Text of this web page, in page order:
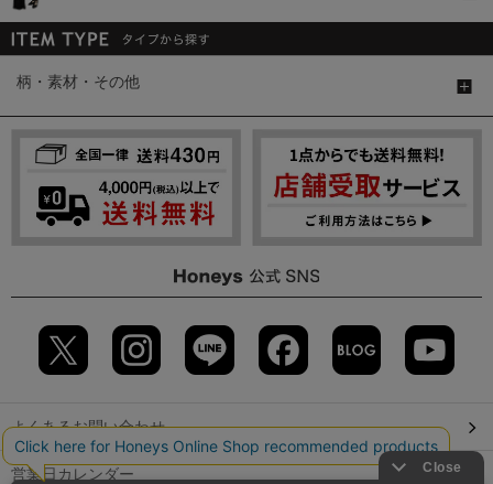
柄・素材・その他
よくあるお問い合わせ
営業日カレンダー